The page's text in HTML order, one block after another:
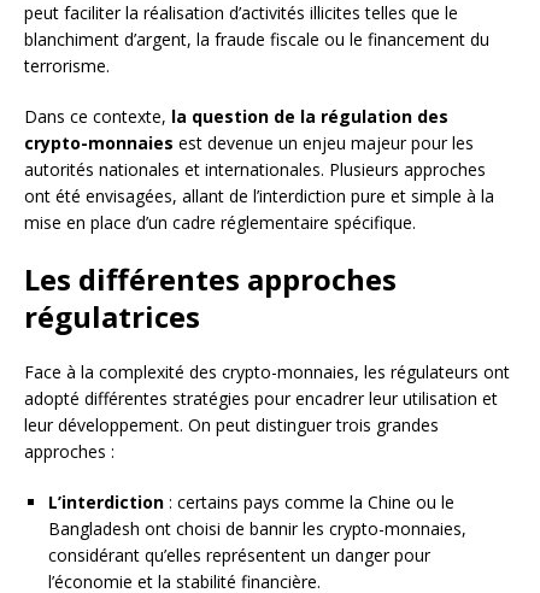
peut faciliter la réalisation d’activités illicites telles que le
blanchiment d’argent, la fraude fiscale ou le financement du
terrorisme.
Dans ce contexte, la question de la régulation des
crypto-monnaies est devenue un enjeu majeur pour les
autorités nationales et internationales. Plusieurs approches
ont été envisagées, allant de l’interdiction pure et simple à la
mise en place d’un cadre réglementaire spécifique.
Les différentes approches
régulatrices
Face à la complexité des crypto-monnaies, les régulateurs ont
adopté différentes stratégies pour encadrer leur utilisation et
leur développement. On peut distinguer trois grandes
approches :
L’interdiction : certains pays comme la Chine ou le
Bangladesh ont choisi de bannir les crypto-monnaies,
considérant qu’elles représentent un danger pour
l’économie et la stabilité financière.